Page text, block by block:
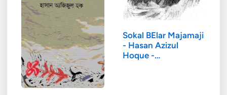
Sokal BElar Majamaji
- Hasan Azizul
Hoque -…